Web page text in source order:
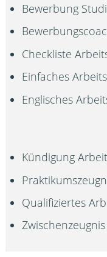
Bewerbung
Checkliste
Einfaches
Englisches
Kündigung
Qualifiziertes
Zwischenzeugnis